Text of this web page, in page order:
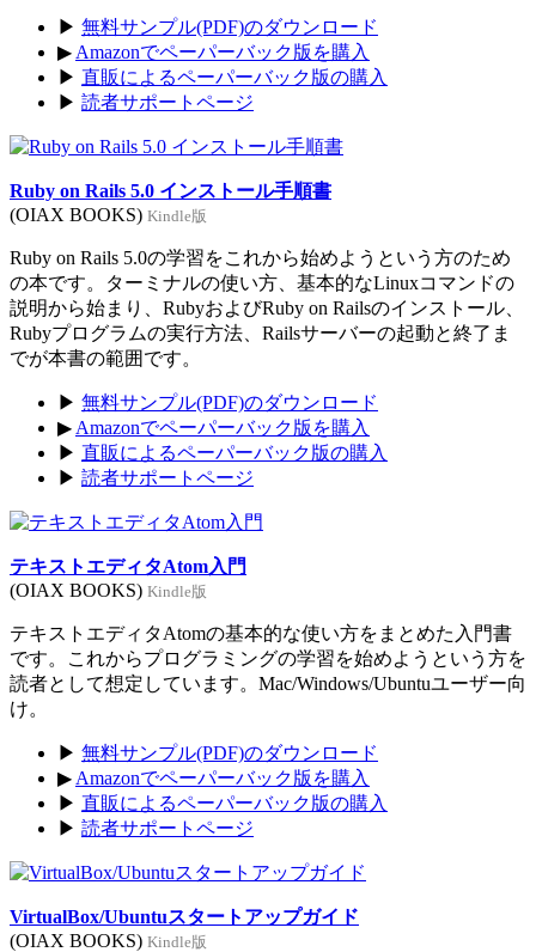
▶ 無料サンプル(PDF)のダウンロード
▶ Amazonでペーパーバック版を購入
▶ 直販によるペーパーバック版の購入
▶ 読者サポートページ
Ruby on Rails 5.0 インストール手順書
(OIAX BOOKS) Kindle版
Ruby on Rails 5.0の学習をこれから始めようという方のため
の本です。ターミナルの使い方、基本的なLinuxコマンドの
説明から始まり、RubyおよびRuby on Railsのインストール、
Rubyプログラムの実行方法、Railsサーバーの起動と終了ま
でが本書の範囲です。
▶ 無料サンプル(PDF)のダウンロード
▶ Amazonでペーパーバック版を購入
▶ 直販によるペーパーバック版の購入
▶ 読者サポートページ
テキストエディタAtom入門
(OIAX BOOKS) Kindle版
テキストエディタAtomの基本的な使い方をまとめた入門書
です。これからプログラミングの学習を始めようという方を
読者として想定しています。Mac/Windows/Ubuntuユーザー向
け。
▶ 無料サンプル(PDF)のダウンロード
▶ Amazonでペーパーバック版を購入
▶ 直販によるペーパーバック版の購入
▶ 読者サポートページ
VirtualBox/Ubuntuスタートアップガイド
(OIAX BOOKS) Kindle版